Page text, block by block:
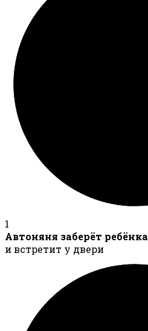
1
Автоняня заберёт ребёнка
и встретит у двери